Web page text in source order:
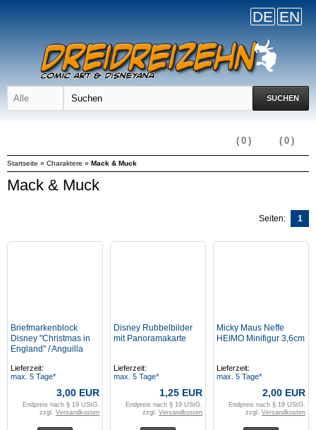
DE EN
SUCHEN
( 0 )
( 0 )
Startseite » Charaktere » Mack & Muck
Mack & Muck
Seiten: 1
Briefmarkenblock
Disney "Christmas in
England" / Anguilla
Lieferzeit:
max. 5 Tage*
3,00 EUR
Endpreis nach § 19 UStG.
zzgl. Versandkosten
Disney Rubbelbilder
mit Panoramakarte
Lieferzeit:
max. 5 Tage*
1,25 EUR
Endpreis nach § 19 UStG.
zzgl. Versandkosten
Micky Maus Neffe
HEIMO Minifigur 3,6cm
Lieferzeit:
max. 5 Tage*
2,00 EUR
Endpreis nach § 19 UStG.
zzgl. Versandkosten